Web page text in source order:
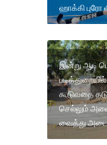
ஹாக்கி புரோ
இன்று ஆடி
கூடுவதை
செல்லும்
வைத்து